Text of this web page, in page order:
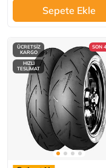
Sepete Ekle
ÜCRETSİZ
KARGO
HIZLI
TESLİMAT
SON